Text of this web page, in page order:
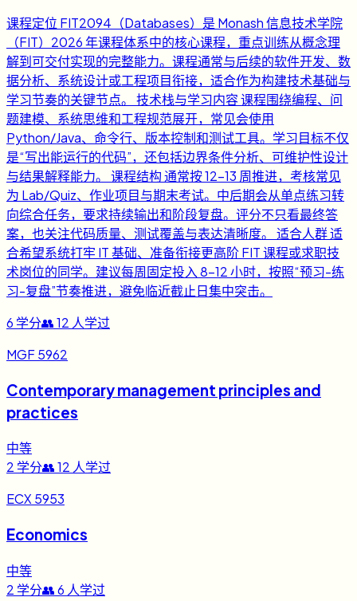
课程定位 FIT2094（Databases）是 Monash 信息技术学院
（FIT）2026 年课程体系中的核心课程，重点训练从概念理
解到可交付实现的完整能力。课程通常与后续的软件开发、数
据分析、系统设计或工程项目衔接，适合作为构建技术基础与
学习节奏的关键节点。 技术栈与学习内容 课程围绕编程、问
题建模、系统思维和工程规范展开，常见会使用
Python/Java、命令行、版本控制和测试工具。学习目标不仅
是“写出能运行的代码”，还包括边界条件分析、可维护性设计
与结果解释能力。 课程结构 通常按 12-13 周推进，考核常见
为 Lab/Quiz、作业项目与期末考试。中后期会从单点练习转
向综合任务，要求持续输出和阶段复盘。评分不只看最终答
案，也关注代码质量、测试覆盖与表达清晰度。 适合人群 适
合希望系统打牢 IT 基础、准备衔接更高阶 FIT 课程或求职技
术岗位的同学。建议每周固定投入 8-12 小时，按照“预习-练
习-复盘”节奏推进，避免临近截止日集中突击。
6 学分👥12 人学过
MGF 5962
Contemporary management principles and
practices
中等
2 学分👥12 人学过
ECX 5953
Economics
中等
2 学分👥6 人学过